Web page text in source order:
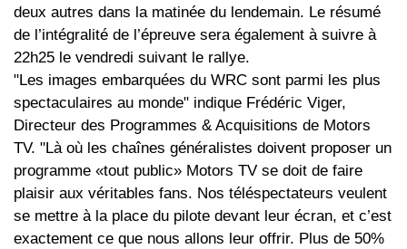
deux autres dans la matinée du lendemain. Le résumé
de l’intégralité de l’épreuve sera également à suivre à
22h25 le vendredi suivant le rallye.
"Les images embarquées du WRC sont parmi les plus
spectaculaires au monde" indique Frédéric Viger,
Directeur des Programmes & Acquisitions de Motors
TV. "Là où les chaînes généralistes doivent proposer un
programme «tout public» Motors TV se doit de faire
plaisir aux véritables fans. Nos téléspectateurs veulent
se mettre à la place du pilote devant leur écran, et c’est
exactement ce que nous allons leur offrir. Plus de 50%